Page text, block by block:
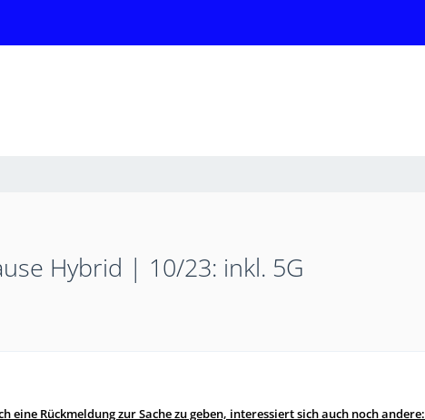
Hybrid | 10/23: inkl. 5G
eine Rückmeldung zur Sache zu geben, interessiert sich auch noch andere: